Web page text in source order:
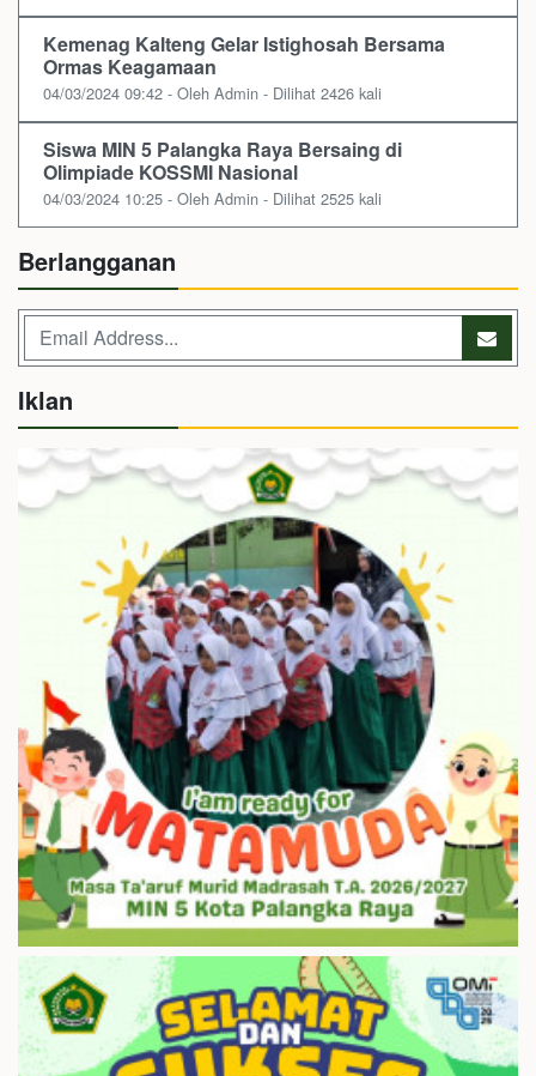
Kemenag Kalteng Gelar Istighosah Bersama
Ormas Keagamaan
04/03/2024 09:42 - Oleh Admin - Dilihat 2426 kali
Siswa MIN 5 Palangka Raya Bersaing di
Olimpiade KOSSMI Nasional
04/03/2024 10:25 - Oleh Admin - Dilihat 2525 kali
Berlangganan
Iklan